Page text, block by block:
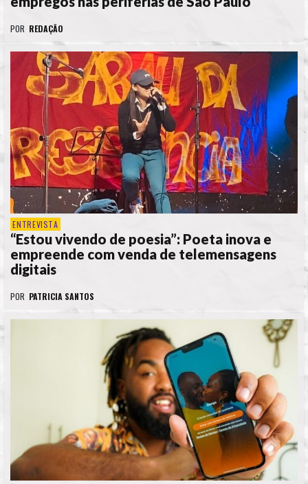
POR REDAÇÃO
ENTREVISTA
“Estou vivendo de poesia”: Poeta inova e
empreende com venda de telemensagens
digitais
POR PATRICIA SANTOS